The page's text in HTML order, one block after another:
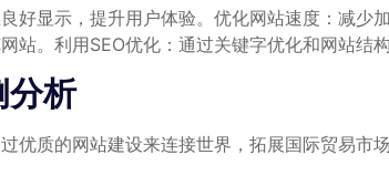
好显示，提升用户体验。优化网站速度：减
站。利用SEO优化：通过关键字优化和网站结
分析
优质的网站建设来连接世界，拓展国际贸易